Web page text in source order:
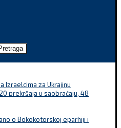
Izraelcima za Ukrajinu
prekršaja u saobraćaju, 48
o Bokokotorskoj eparhiji i